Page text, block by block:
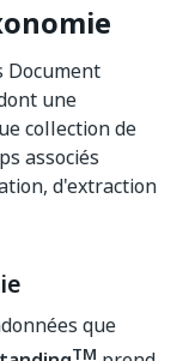
Document
une
collection de
associés
d'extraction
que
TM